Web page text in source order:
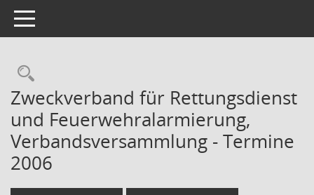
Toggle navigation
Rechercheauswahl
Zweckverband für Rettungsdienst
und Feuerwehralarmierung,
Verbandsversammlung - Termine
2006